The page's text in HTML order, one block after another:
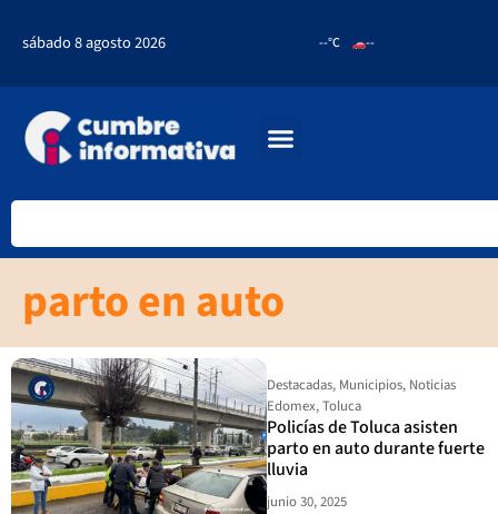
sábado 8 agosto 2026 --°C --
parto en auto
Destacadas, Municipios, Noticias
Edomex,Toluca
Policías de Toluca asisten
parto en auto durante fuerte
lluvia
junio 30, 2025